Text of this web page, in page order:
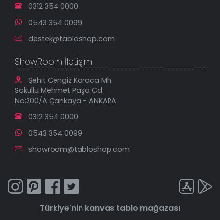
0312 354 0000
0543 354 0099
destek@tabloshop.com
ShowRoom İletişim
Şehit Cengiz Karaca Mh.
Sokullu Mehmet Paşa Cd.
No:200/A Çankaya - ANKARA
0312 354 0000
0543 354 0099
showroom@tabloshop.com
Türkiye'nin kanvas tablo mağazası